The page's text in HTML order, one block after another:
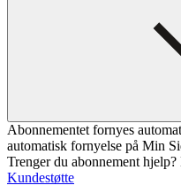
Abonnementet fornyes
automatisk fornyelse på Min
Trenger du abonnement
Kundestøtte